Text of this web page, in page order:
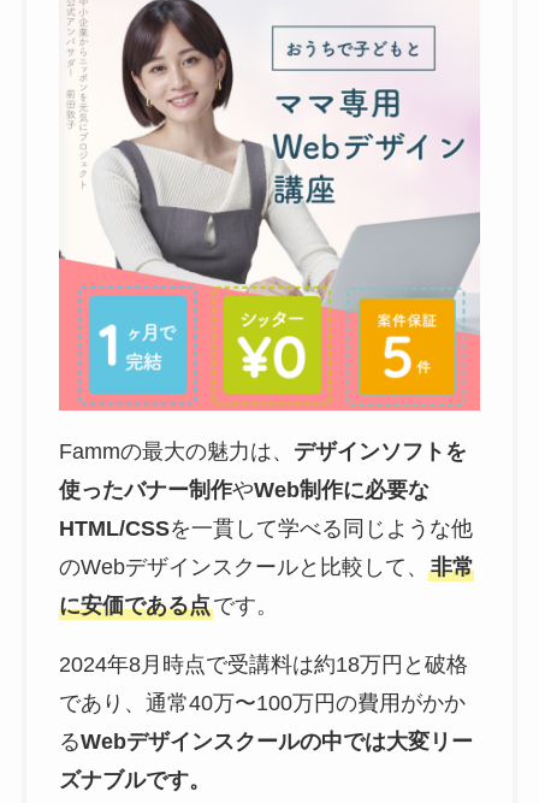
Fammの最大の魅力は、 デザインソフトを
使ったバナー制作やWeb制作に必要な
HTML/CSSを一貫して学べる同じような他
のWebデザインスクールと比較して、 非常
に安価である点です。
2024年8月時点で受講料は約18万円と破格
であり、通常40万〜100万円の費用がかか
るWebデザインスクールの中では大変リー
ズナブルです。